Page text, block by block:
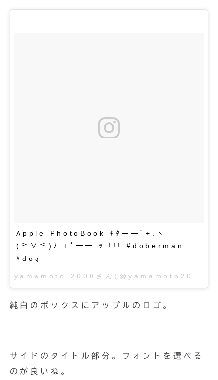
Apple PhotoBook ｷﾀ━━ﾟ+.ヽ
(≧▽≦)ﾉ.+ﾟ━━ ｯ !!! #doberman
#dog
純白のボックスにアップルのロゴ。
サイドのタイトル部分。フォントを選べる
のが良いね。